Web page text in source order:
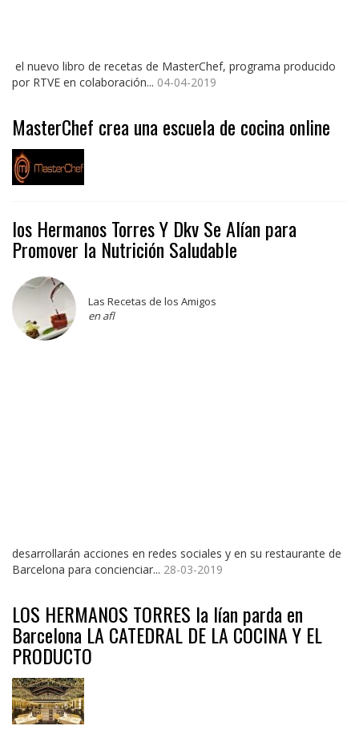
el nuevo libro de recetas de MasterChef, programa producido
por RTVE en colaboración... 04-04-2019
MasterChef crea una escuela de cocina online
los Hermanos Torres Y Dkv Se Alían para
Promover la Nutrición Saludable
Las Recetas de los Amigos
en afl
desarrollarán acciones en redes sociales y en su restaurante de
Barcelona para concienciar... 28-03-2019
LOS HERMANOS TORRES la lían parda en
Barcelona LA CATEDRAL DE LA COCINA Y EL
PRODUCTO